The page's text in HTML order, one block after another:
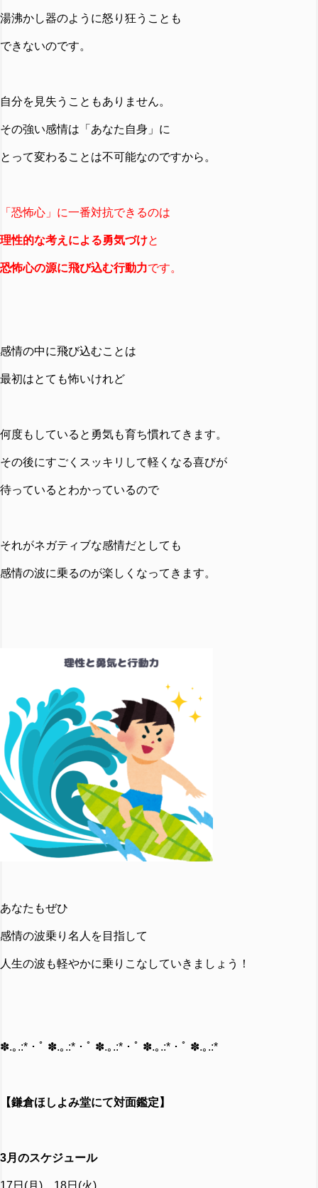
湯沸かし器のように怒り狂うことも
できないのです。
自分を見失うこともありません。
その強い感情は「あなた自身」に
とって変わることは不可能なのですから。
「恐怖心」に一番対抗できるのは
理性的な考えによる勇気づけと
恐怖心の源に飛び込む行動力です。
感情の中に飛び込むことは
最初はとても怖いけれど
何度もしていると勇気も育ち慣れてきます。
その後にすごくスッキリして軽くなる喜びが
待っているとわかっているので
それがネガティブな感情だとしても
感情の波に乗るのが楽しくなってきます。
あなたもぜひ
感情の波乗り名人を目指して
人生の波も軽やかに乗りこなしていきましょう！
✽.｡.:*・ﾟ ✽.｡.:*・ﾟ ✽.｡.:*・ﾟ ✽.｡.:*・ﾟ ✽.｡.:*
【鎌倉ほしよみ堂にて対面鑑定】
3月のスケジュール
17日(月) 18日(火)